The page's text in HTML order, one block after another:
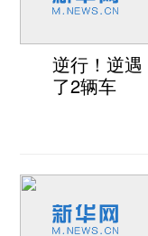
逆行！逆
了2辆车